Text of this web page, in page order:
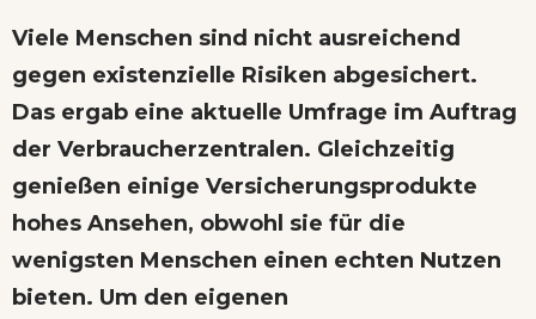
Viele Menschen sind nicht ausreichend
gegen existenzielle Risiken abgesichert.
Das ergab eine aktuelle Umfrage im Auftrag
der Verbraucherzentralen. Gleichzeitig
genießen einige Versicherungsprodukte
hohes Ansehen, obwohl sie für die
wenigsten Menschen einen echten Nutzen
bieten. Um den eigenen